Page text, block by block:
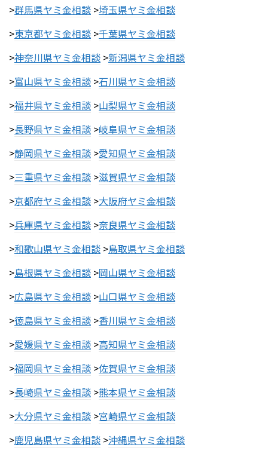
>群馬県ヤミ金相談 >埼玉県ヤミ金相談
>東京都ヤミ金相談 >千葉県ヤミ金相談
>神奈川県ヤミ金相談 >新潟県ヤミ金相談
>富山県ヤミ金相談 >石川県ヤミ金相談
>福井県ヤミ金相談 >山梨県ヤミ金相談
>長野県ヤミ金相談 >岐阜県ヤミ金相談
>静岡県ヤミ金相談 >愛知県ヤミ金相談
>三重県ヤミ金相談 >滋賀県ヤミ金相談
>京都府ヤミ金相談 >大阪府ヤミ金相談
>兵庫県ヤミ金相談 >奈良県ヤミ金相談
>和歌山県ヤミ金相談 >鳥取県ヤミ金相談
>島根県ヤミ金相談 >岡山県ヤミ金相談
>広島県ヤミ金相談 >山口県ヤミ金相談
>徳島県ヤミ金相談 >香川県ヤミ金相談
>愛媛県ヤミ金相談 >高知県ヤミ金相談
>福岡県ヤミ金相談 >佐賀県ヤミ金相談
>長崎県ヤミ金相談 >熊本県ヤミ金相談
>大分県ヤミ金相談 >宮崎県ヤミ金相談
>鹿児島県ヤミ金相談 >沖縄県ヤミ金相談